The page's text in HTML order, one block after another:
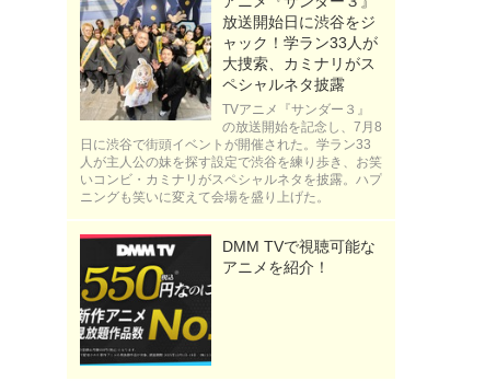
放送開始日に渋谷をジ
ャック！学ラン33人が
大捜索、カミナリがス
ペシャルネタ披露
TVアニメ『サンダー３』
の放送開始を記念し、7月8
日に渋谷で街頭イベントが開催された。学ラン33
人が主人公の妹を探す設定で渋谷を練り歩き、お笑
いコンビ・カミナリがスペシャルネタを披露。ハプ
ニングも笑いに変えて会場を盛り上げた。
DMM TVで視聴可能な
アニメを紹介！